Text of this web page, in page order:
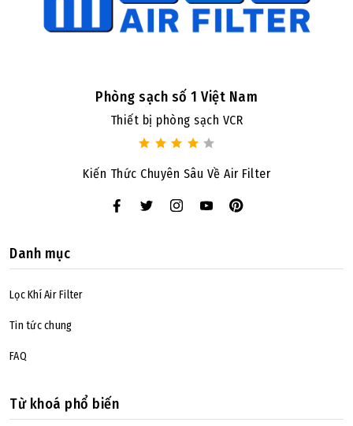
Phòng sạch số 1 Việt Nam
Thiết bị phòng sạch VCR
Kiến Thức Chuyên Sâu Về Air Filter
Danh mục
Lọc Khí Air Filter
Tin tức chung
FAQ
Từ khoá phổ biến